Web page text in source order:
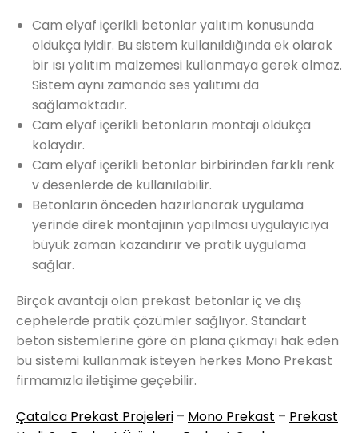
Cam elyaf içerikli betonlar yalıtım konusunda
oldukça iyidir. Bu sistem kullanıldığında ek olarak
bir ısı yalıtım malzemesi kullanmaya gerek olmaz.
Sistem aynı zamanda ses yalıtımı da
sağlamaktadır.
Cam elyaf içerikli betonların montajı oldukça
kolaydır.
Cam elyaf içerikli betonlar birbirinden farklı renk
v desenlerde de kullanılabilir.
Betonların önceden hazırlanarak uygulama
yerinde direk montajının yapılması uygulayıcıya
büyük zaman kazandırır ve pratik uygulama
sağlar.
Birçok avantajı olan prekast betonlar iç ve dış
cephelerde pratik çözümler sağlıyor. Standart
beton sistemlerine göre ön plana çıkmayı hak eden
bu sistemi kullanmak isteyen herkes Mono Prekast
firmamızla iletişime geçebilir.
Çatalca Prekast Projeleri – Mono Prekast – Prekast